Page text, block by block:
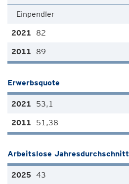
Einpendler
82
89
Erwerbsquote
53,1
51,38
Arbeitslose Jahresdurchschnitt
43